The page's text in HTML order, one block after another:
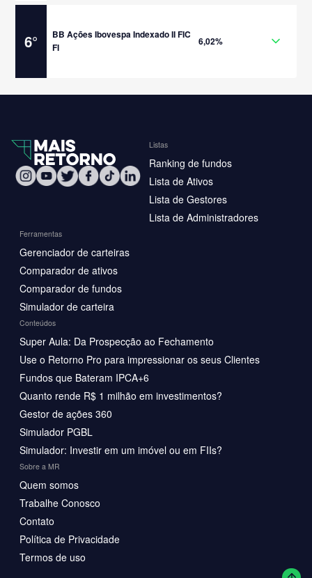
6°
BB Ações Ibovespa Indexado II FIC
FI
6,02%
Listas
Ranking de fundos
Lista de Ativos
Lista de Gestores
Lista de Administradores
Ferramentas
Gerenciador de carteiras
Comparador de ativos
Comparador de fundos
Simulador de carteira
Conteúdos
Super Aula: Da Prospecção ao Fechamento
Use o Retorno Pro para impressionar os seus Clientes
Fundos que Bateram IPCA+6
Quanto rende R$ 1 milhão em investimentos?
Gestor de ações 360
Simulador PGBL
Simulador: Investir em um imóvel ou em FIIs?
Sobre a MR
Quem somos
Trabalhe Conosco
Contato
Política de Privacidade
Termos de uso